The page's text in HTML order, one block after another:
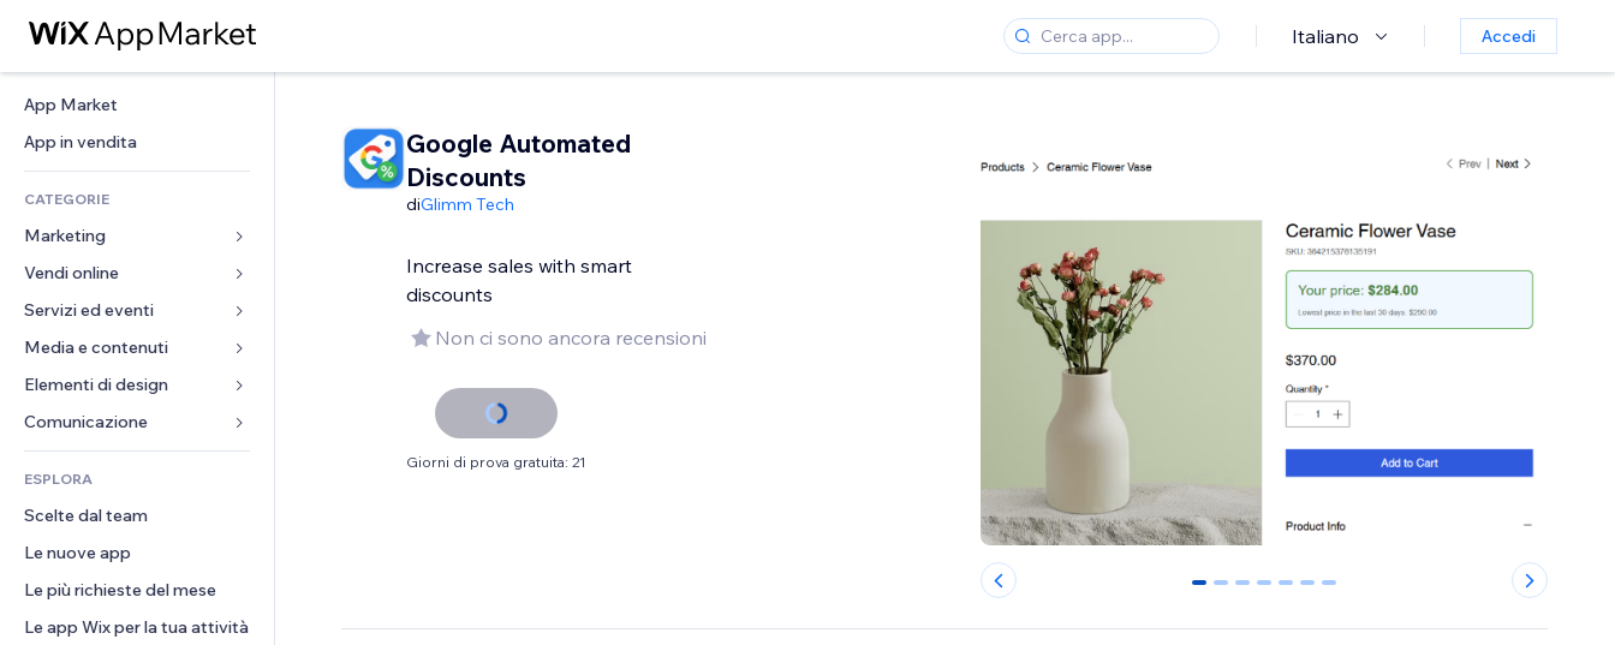
Italiano Accedi
App Market
App in vendita
CATEGORIE
Marketing
Inserzioni
Mobile
Dati analitici
Inserzioni sito
Email
Vendi online
App per Stores
Spedizione e consegna
Tasti Vendi
Amministrazione
Buoni e programmi fedeltà
Servizi ed eventi
Hotel
Eventi
Ristoranti
Immobiliare
Prenotazioni
Media e contenuti
Galleria
Musica
Podcast
Fotografia
Video
PDF
Condivisione file
Elementi di design
Mappe e navigazione
Privacy e sicurezza
Orologio
Template per pagine
Effetti immagine
Tasti e menu
Banner e badge
Moduli
Sondaggi
Chat
Commenti
Telefono
ESPLORA
Scelte dal team
Le nuove app
Le più richieste del mese
Le app Wix per la tua attività
Google Automated
Discounts
diGlimm Tech
Increase sales with smart
discounts
Non ci sono ancora recensioni
Giorni di prova gratuita: 21
0 1 2 3 4 5 6